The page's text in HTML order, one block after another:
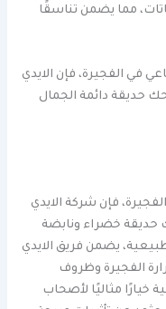
مما يضمن تناسقًا
في الفجيرة، فإن الايدي
حديقة دائمة الجمال
فإن شركة الايدي
حديقة خضراء ونابضة
يضمن فريق الايدي
الفجيرة وظروف
خيارًا مثاليًا لأصحاب